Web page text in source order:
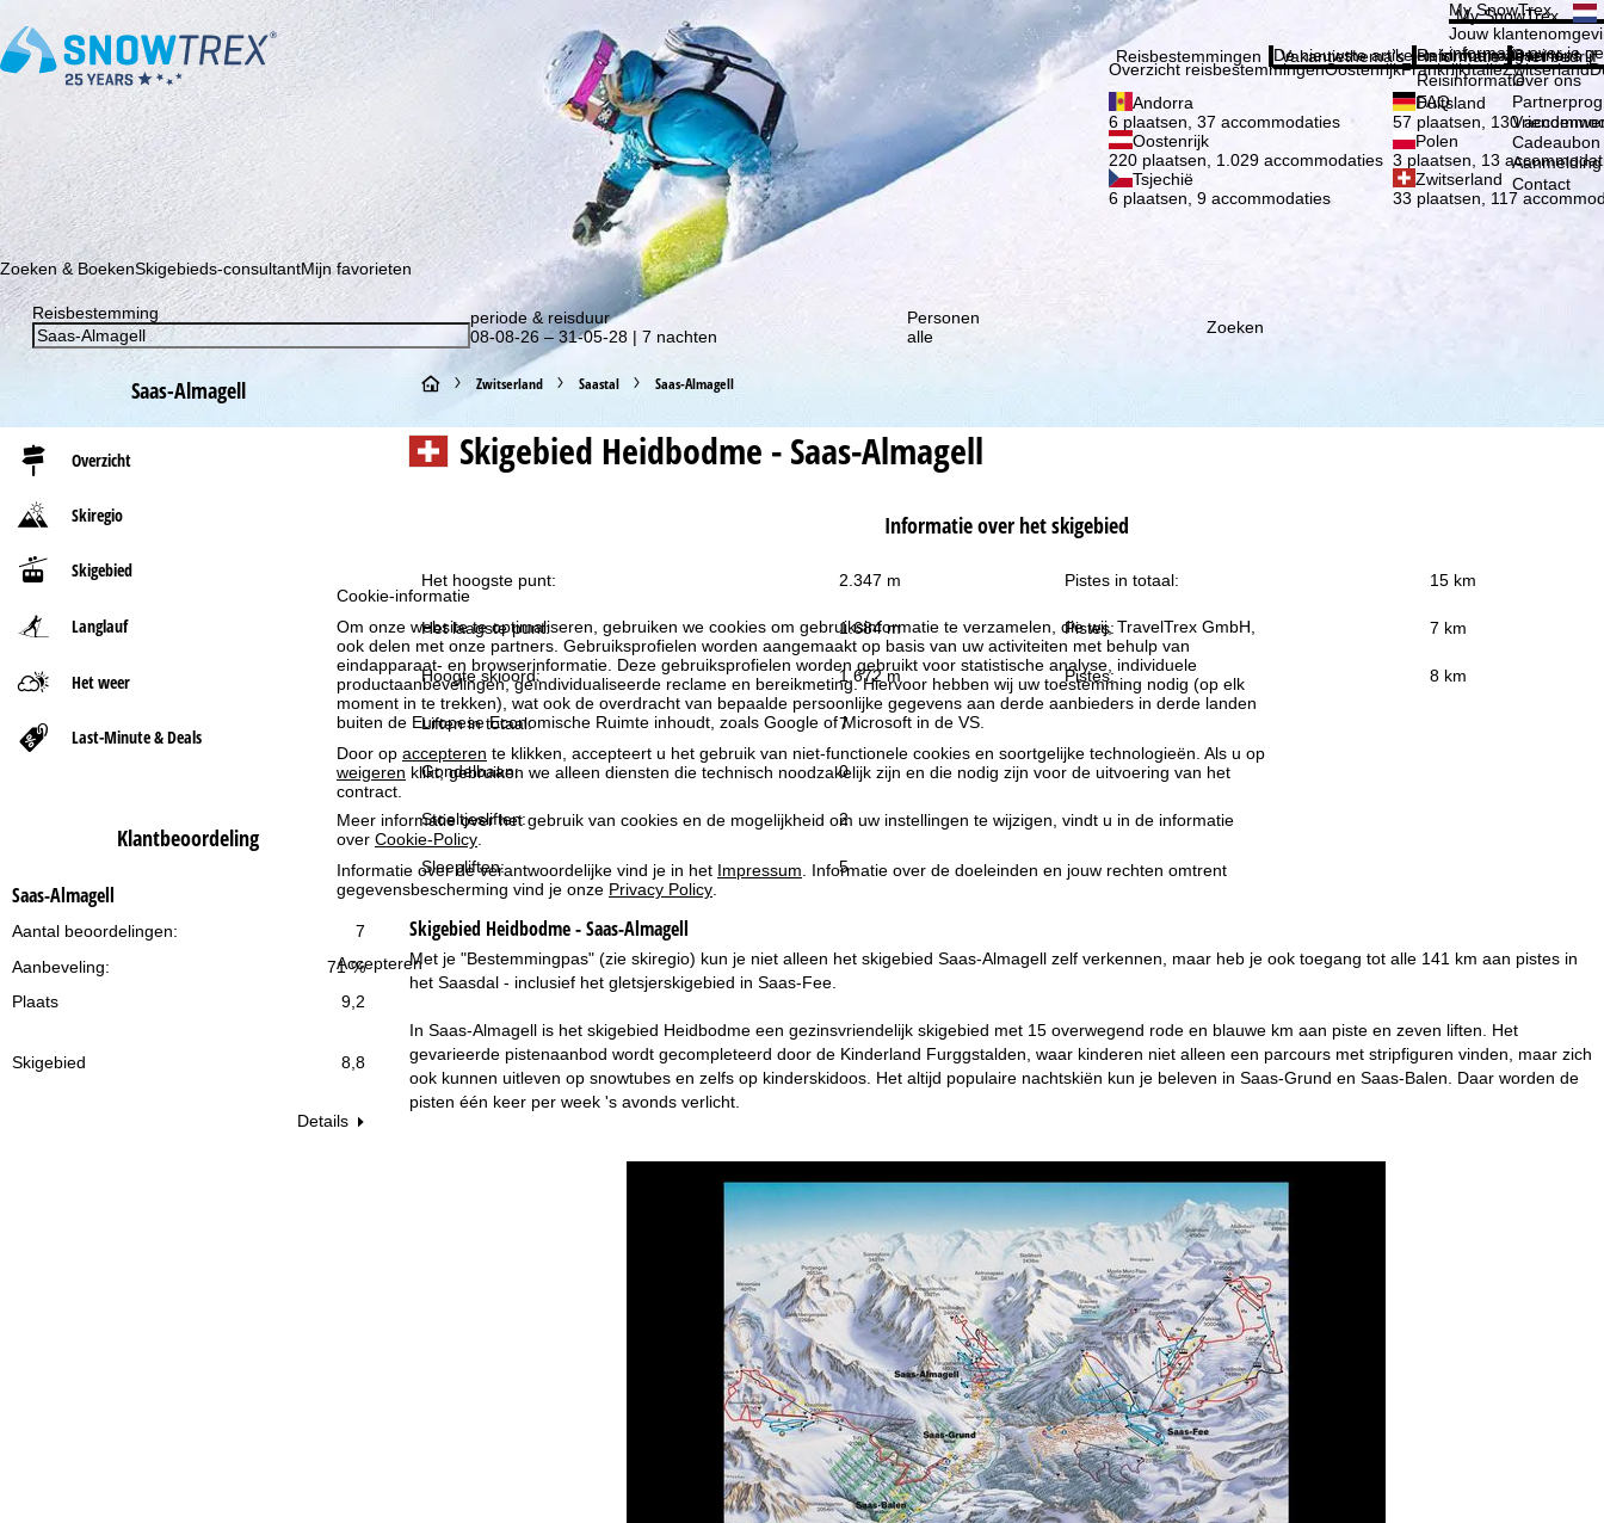
Cookie-informatie
Om onze website te optimaliseren, gebruiken we cookies om gebruiksinformatie te verzamelen, die wij, TravelTrex GmbH,
ook delen met onze partners. Gebruiksprofielen worden aangemaakt op basis van uw activiteiten met behulp van
eindapparaat- en browserinformatie. Deze gebruiksprofielen worden gebruikt voor statistische analyse, individuele
productaanbevelingen, geïndividualiseerde reclame en bereikmeting. Hiervoor hebben wij uw toestemming nodig (op elk
moment in te trekken), wat ook de overdracht van bepaalde persoonlijke gegevens aan derde aanbieders in derde landen
buiten de Europese Economische Ruimte inhoudt, zoals Google of Microsoft in de VS.
Door op accepteren te klikken, accepteert u het gebruik van niet-functionele cookies en soortgelijke technologieën. Als u op
weigeren klikt, gebruiken we alleen diensten die technisch noodzakelijk zijn en die nodig zijn voor de uitvoering van het
contract.
Meer informatie over het gebruik van cookies en de mogelijkheid om uw instellingen te wijzigen, vindt u in de informatie
over Cookie-Policy.
Informatie over de verantwoordelijke vind je in het Impressum. Informatie over de doeleinden en jouw rechten omtrent
gegevensbescherming vind je onze Privacy Policy.
Accepteren
Schrijf je in voor onze nieuwsbrief en wees als eerste op de hoogte van onze kortingsacties!
My SnowTrex
My SnowTrex
Jouw
informatie over je
Reisbestemmingen
Overzicht reisbestemmingenOostenrijkFrankrijkItaliëZwitserland
Andorra
6 plaatsen, 37 accommodaties
Duitsland
57 plaatsen, 130
Oostenrijk
220 plaatsen, 1.029 accommodaties
Polen
3 plaatsen, 13
Tsjechië
6 plaatsen, 9 accommodaties
Zwitserland
33 plaatsen, 117
Vakantiethema's
De nieuwste artikelen in ons magazine
Informatie
Reisinformatie
Reisinformatie
FAQ
Het bedrijf
Over ons
Over ons
Cadeaubon
Contact
Zoeken & BoekenSkigebieds-consultantMijn favorieten
Reisbestemming
periode & reisduur
08-08-26 – 31-05-28 | 7 nachten
Personen
alle
Zoeken
Saas-Almagell
Overzicht
Skiregio
Skigebied
Langlauf
Het weer
Last-Minute & Deals
Klantbeoordeling
Saas-Almagell
7
Aantal beoordelingen:
71 %
Aanbeveling:
Plaats
9,2
Skigebied 8,8
Details
S
t
t
p
a
g
i
n
a
Zwitserland Saastal Saas-Almagell
Skigebied Heidbodme - Saas-Almagell
Informatie over het skigebied
Het hoogste punt: 2.347 m Pistes in totaal: 15 km
Het laagste punt: 1.684 m Pistes: 7 km
Hoogte skioord: 1.672 m Pistes: 8 km
Liften in totaal: 7
Gondelbaan: 0
Stoeltjesliften: 2
Sleepliften: 5
Skigebied Heidbodme - Saas-Almagell
Met je "Bestemmingpas" (zie skiregio) kun je niet alleen het skigebied Saas-Almagell zelf verkennen, maar heb je ook toegang tot alle 141 km aan pistes in
het Saasdal - inclusief het gletsjerskigebied in Saas-Fee.
In Saas-Almagell is het skigebied Heidbodme een gezinsvriendelijk skigebied met 15 overwegend rode en blauwe km aan piste en zeven liften. Het
gevarieerde pistenaanbod wordt gecompleteerd door de Kinderland Furggstalden, waar kinderen niet alleen een parcours met stripfiguren vinden, maar zich
ook kunnen uitleven op snowtubes en zelfs op kinderskidoos. Het altijd populaire nachtskiën kun je beleven in Saas-Grund en Saas-Balen. Daar worden de
pisten één keer per week 's avonds verlicht.